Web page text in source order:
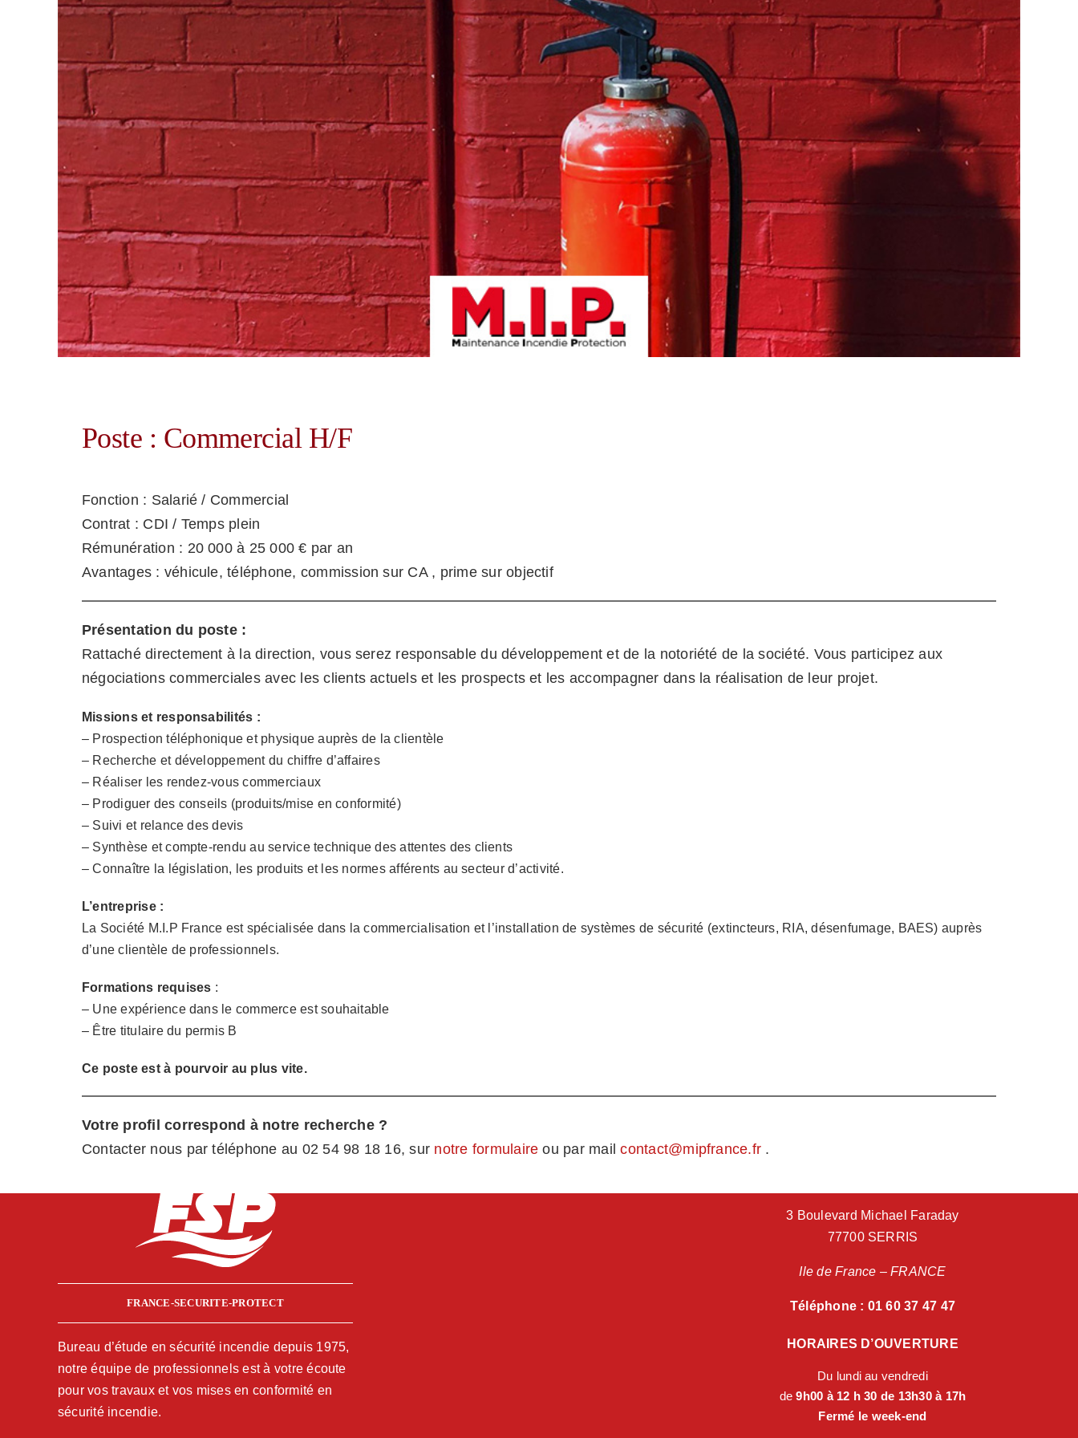
Poste : Commercial H/F
Fonction : Salarié / Commercial
Contrat : CDI / Temps plein
Rémunération : 20 000 à 25 000 € par an
Avantages : véhicule, téléphone, commission sur CA , prime sur objectif
Présentation du poste :
Rattaché directement à la direction, vous serez responsable du développement et de la notoriété de la société. Vous participez aux
négociations commerciales avec les clients actuels et les prospects et les accompagner dans la réalisation de leur projet.
Missions et responsabilités :
– Prospection téléphonique et physique auprès de la clientèle
– Recherche et développement du chiffre d’affaires
– Réaliser les rendez-vous commerciaux
– Prodiguer des conseils (produits/mise en conformité)
– Suivi et relance des devis
– Synthèse et compte-rendu au service technique des attentes des clients
– Connaître la législation, les produits et les normes afférents au secteur d’activité.
L’entreprise :
La Société M.I.P France est spécialisée dans la commercialisation et l’installation de systèmes de sécurité (extincteurs, RIA, désenfumage, BAES) auprès
d’une clientèle de professionnels.
Formations requises :
– Une expérience dans le commerce est souhaitable
– Être titulaire du permis B
Ce poste est à pourvoir au plus vite.
Votre profil correspond à notre recherche ?
Contacter nous par téléphone au 02 54 98 18 16, sur notre formulaire ou par mailcontact@mipfrance.fr .
FRANCE-SECURITE-PROTECT
Bureau d’étude en sécurité incendie depuis 1975,
notre équipe de professionnels est à votre écoute
pour vos travaux et vos mises en conformité en
sécurité incendie.
3 Boulevard Michael Faraday
77700 SERRIS
Ile de France – FRANCE
Téléphone : 01 60 37 47 47
HORAIRES D’OUVERTURE
Du lundi au vendredi
de9h00 à 12 h 30 de 13h30 à 17h
Fermé le week-end